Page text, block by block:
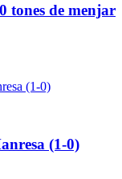
tones de menjar
(1-0)